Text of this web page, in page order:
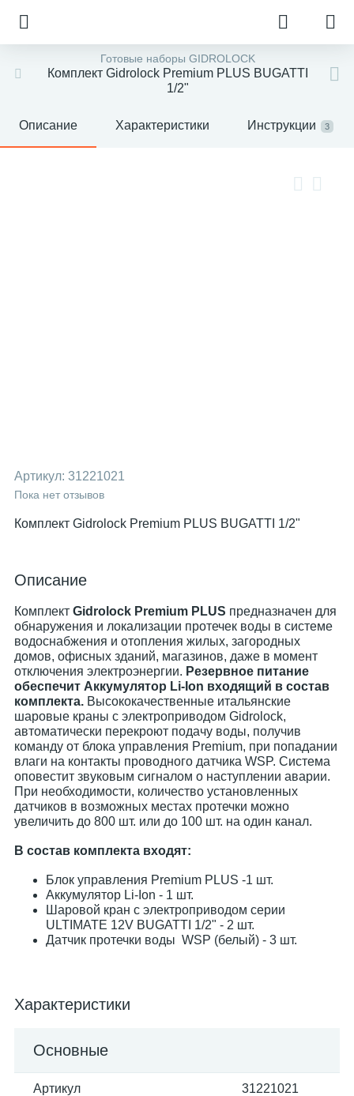
Готовые наборы GIDROLOCK
Комплект Gidrolock Premium PLUS BUGATTI
1/2"
Описание Характеристики Инструкции 3
Артикул: 31221021
Пока нет отзывов
Комплект Gidrolock Premium PLUS BUGATTI 1/2"
Описание
Комплект Gidrоlock Premium PLUS предназначен для
обнаружения и локализации протечек воды в системе
водоснабжения и отопления жилых, загородных
домов, офисных зданий, магазинов, даже в момент
отключения электроэнергии. Резервное питание
обеспечит Аккумулятор Li-Ion входящий в состав
комплекта. Высококачественные итальянские
шаровые краны с электроприводом Gidrolock,
автоматически перекроют подачу воды, получив
команду от блока управления Premium, при попадании
влаги на контакты проводного датчика WSP. Система
оповестит звуковым сигналом о наступлении аварии.
При необходимости, количество установленных
датчиков в возможных местах протечки можно
увеличить до 800 шт. или до 100 шт. на один канал.
В состав комплекта входят:
Блок управления Premium PLUS -1 шт.
Аккумулятор Li-Ion - 1 шт.
Шаровой кран с электроприводом серии
ULTIMATE 12V BUGATTI 1/2" - 2 шт.
Датчик протечки воды WSP (белый) - 3 шт.
Характеристики
Основные
Артикул 31221021